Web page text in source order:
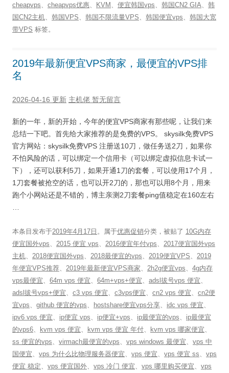
cheapvps、 cheapvps优惠、 KVM 、 便宜韩国vps、 韩国CN2 GIA、 韩
国CN2主机、 韩国VPS、 韩国不限流量VPS、 韩国便宜vps、 韩国大宽
带VPS 标签。
2019年最新便宜VPS商家，最便宜的VPS排
名
2026-04-16 更新 主机佬 暂无留言
新的一年，新的开始，今年的便宜VPS商家有那些呢，让我们来
总结一下吧。首先给大家推荐的是免费的VPS。 skysilk免费VPS
官方网站：skysilk免费VPS 注册送10刀，做任务送2刀，如果你
不怕风险的话，可以绑定一个信用卡（可以绑定虚拟信息卡试一
下），还可以获利5刀，如果开通1刀的套餐，可以使用17个月，
1刀套餐被抢空的话，也可以开2刀的，那也可以用8个月，用来
跑个小网站还是不错的，博主亲测2刀套餐ping值稳定在160左右
本条目发布于2019年4月17日 。属于优惠促销分类，被贴了 10G内存
便宜国外vps、 2015 便宜 vps、 2016便宜年付vps、 2017便宜国外vps
主机、 2018便宜国外vps、 2018最便宜的vps、 2019便宜VPS、 2019
年便宜VPS推荐、 2019年最新便宜VPS商家、 2h2g便宜vps、 4g内存
vps最便宜、 64m vps 便宜、 64m+vps+便宜、 adsl拔号vps 便宜、
adsl拔号vps+便宜、 c3 vps 便宜、 c3vps便宜、 cn2 vps 便宜、 cn2便
宜vps、 github 便宜的vps、 hostshare便宜vps分享、 idc vps 便宜、
ipv6 vps 便宜、 ip便宜 vps、 ip便宜+vps、 ip最便宜的vps、 ip最便宜
的vps6、 kvm vps 便宜、 kvm vps 便宜 年付、 kvm vps 哪家便宜、
ss 便宜的vps、 virmach最便宜的vps、 vps windows 最便宜、 vps 中
国便宜、 vps 为什么比物理服务器便宜、 vps 便宜、 vps 便宜 ss、 vps
便宜 稳定、 vps 便宜国外、 vps 冷门 便宜、 vps 哪里购买便宜、 vps